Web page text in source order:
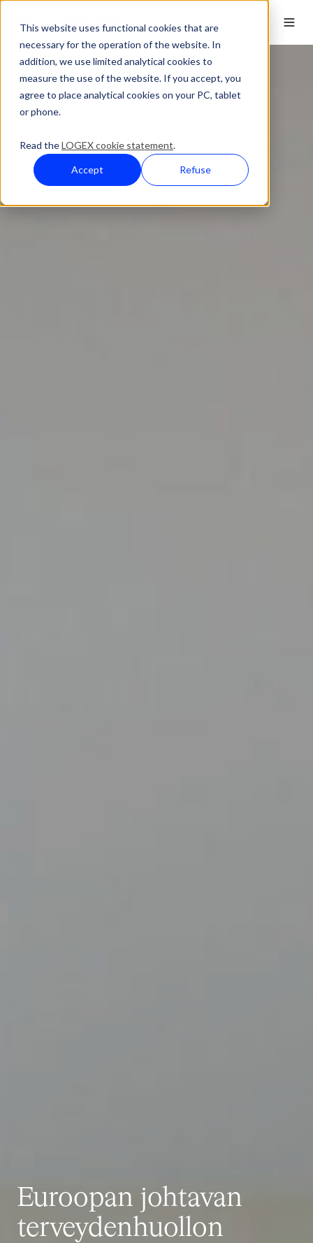
This website uses functional cookies that are
necessary for the operation of the website. In
addition, we use limited analytical cookies to
measure the use of the website. If you accept, you
agree to place analytical cookies on your PC, tablet
or phone.
Read theLOGEX cookie statement.
Accept Refuse
Euroopan johtavan
terveydenhuollon